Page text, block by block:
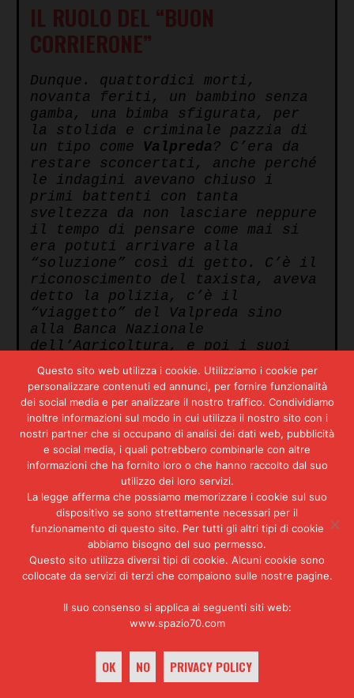
IL RUOLO DEL “BUON
CORRIERONE”
Dunque. quattordici morti,
novanta feriti, un bambino senza
gamba, una bimba sfigurata, per
la stolida e criminale pazzia di
un tipo come Valpreda ? C’era da
restare sconcertati, anche perché
le indagini avevano chiuso i
primi battenti con tanta
sveltezza da non lasciare neppure
il tempo di pensare come mai si
era potuti arrivare alla
“soluzione” così di getto. C’è il
riconoscimento del taxista, aveva
detto la polizia, c’è il
“viaggetto” del Valpreda sino
alla Banca Nazionale
dell’Agricoltura, e poi i suoi
“appunti”, trovali in macchina.
Non è tutto chiaro? Tutto
maledettamente chiaro, tanto
chiaro da lasciare senza fiato.
Bisognava quindi riporre
sveltamente i “sottili discorsi”
dentro i cassetti, come
interpretazioni astruse,
impostate male e finite peggio.
Ora, in tutta questa dolorosa e
umiliante vicenda si stagliano
diversi livelli che vanno tenuti
accuratamente distinti. Sia o non
a scatenare l’inferno di quel
venerdì pomeriggio, il disegno di
chi giova, a chi ha giovato il
terrore, lo sgomento e l’angoscia
Questo sito web utilizza i cookie. Utilizziamo i cookie per
personalizzare contenuti ed annunci, per fornire funzionalità
dei social media e per analizzare il nostro traffico. Condividiamo
inoltre informazioni sul modo in cui utilizza il nostro sito con i
nostri partner che si occupano di analisi dei dati web, pubblicità
e social media, i quali potrebbero combinarle con altre
informazioni che ha fornito loro o che hanno raccolto dal suo
utilizzo dei loro servizi.
La legge afferma che possiamo memorizzare i cookie sul suo
dispositivo se sono strettamente necessari per il
funzionamento di questo sito. Per tutti gli altri tipi di cookie
abbiamo bisogno del suo permesso.
Questo sito utilizza diversi tipi di cookie. Alcuni cookie sono
collocate da servizi di terzi che compaiono sulle nostre pagine.
Il suo consenso si applica ai seguenti siti web:
www.spazio70.com
OK NO PRIVACY POLICY